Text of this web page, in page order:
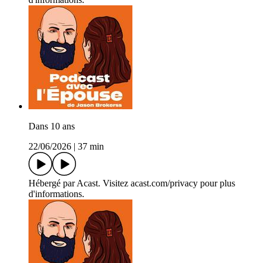
Dans 10 ans
22/06/2026
37 min
Hébergé par Acast. Visitez acast.com/privacy pour plus
d'informations.